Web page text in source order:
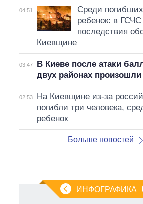
04:51
Среди
ребенок: в
последствия
Киевщине
03:47
В Киеве после атаки
двух районах
02:53
На Киевщине из-за
погибли три человека,
ребенок
Больше новостей
ИНФОГРАФИКА